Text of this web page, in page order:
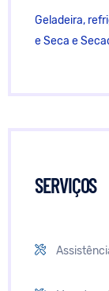
Geladeira,
e Seca e
SERVIÇOS